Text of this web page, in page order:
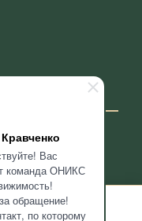
Вас
команда ОНИКС
обращение!
по которому